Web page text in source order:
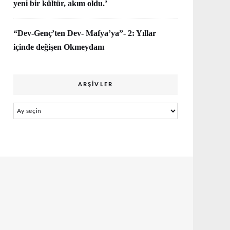
yeni bir kültür, akım oldu.’
“Dev-Genç’ten Dev- Mafya’ya”- 2: Yıllar
içinde değişen Okmeydanı
ARŞIVLER
Arşivler